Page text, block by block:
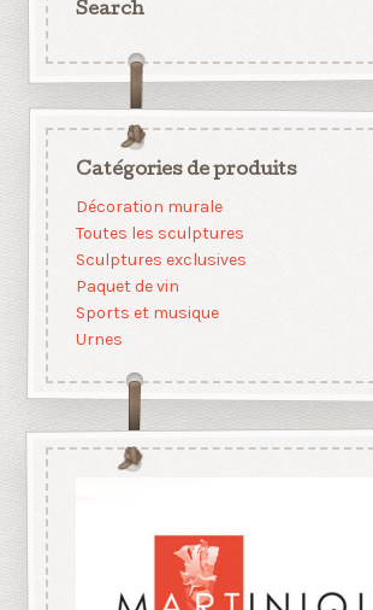
Search
Catégories de produits
Décoration murale
Toutes les sculptures
Sculptures exclusives
Paquet de vin
Sports et musique
Urnes